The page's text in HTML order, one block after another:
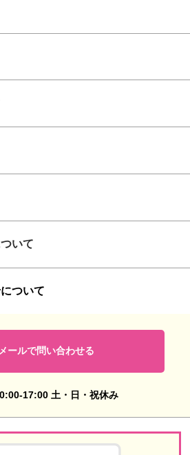
いて
ついて
メールで問い合わせる
17:00 土・日・祝休み